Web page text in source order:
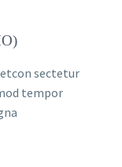
sectetur
tempor